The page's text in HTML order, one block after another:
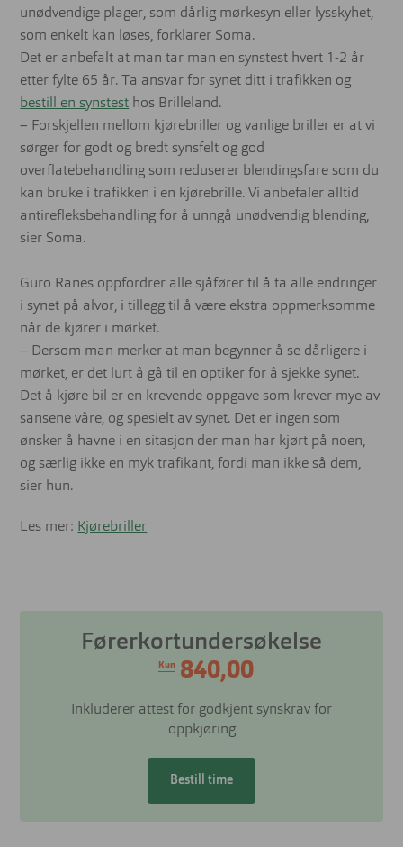
unødvendige plager, som dårlig mørkesyn eller lysskyhet,
som enkelt kan løses, forklarer Soma.
Det er anbefalt at man tar man en synstest hvert 1-2 år
etter fylte 65 år. Ta ansvar for synet ditt i trafikken og
bestill en synstest hos Brilleland.
– Forskjellen mellom kjørebriller og vanlige briller er at vi
sørger for godt og bredt synsfelt og god
overflatebehandling som reduserer blendingsfare som du
kan bruke i trafikken i en kjørebrille. Vi anbefaler alltid
antirefleksbehandling for å unngå unødvendig blending,
sier Soma.
Guro Ranes oppfordrer alle sjåfører til å ta alle endringer
i synet på alvor, i tillegg til å være ekstra oppmerksomme
når de kjører i mørket.
– Dersom man merker at man begynner å se dårligere i
mørket, er det lurt å gå til en optiker for å sjekke synet.
Det å kjøre bil er en krevende oppgave som krever mye av
sansene våre, og spesielt av synet. Det er ingen som
ønsker å havne i en sitasjon der man har kjørt på noen,
og særlig ikke en myk trafikant, fordi man ikke så dem,
sier hun.
Les mer: Kjørebriller
Førerkortundersøkelse
Kun 840,00
Inkluderer attest for godkjent synskrav for
oppkjøring
Bestill time